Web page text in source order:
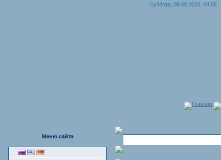
Суббота, 08.08.2026, 04:55
Главная
Меню сайта